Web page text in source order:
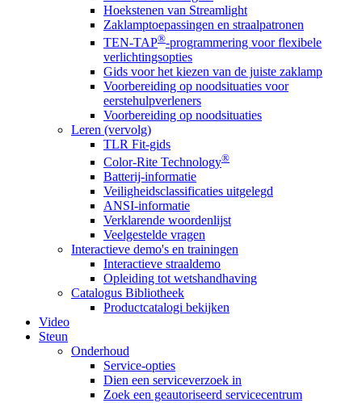
Hoekstenen van Streamlight
Zaklamptoepassingen en straalpatronen
TEN-TAP®-programmering voor flexibele
verlichtingsopties
Gids voor het kiezen van de juiste zaklamp
Voorbereiding op noodsituaties voor
eerstehulpverleners
Voorbereiding op noodsituaties
Leren (vervolg)
TLR Fit-gids
Color-Rite Technology®
Batterij-informatie
Veiligheidsclassificaties uitgelegd
ANSI-informatie
Verklarende woordenlijst
Veelgestelde vragen
Interactieve demo's en trainingen
Interactieve straaldemo
Opleiding tot wetshandhaving
Catalogus Bibliotheek
Productcatalogi bekijken
Video
Steun
Onderhoud
Service-opties
Dien een serviceverzoek in
Zoek een geautoriseerd servicecentrum